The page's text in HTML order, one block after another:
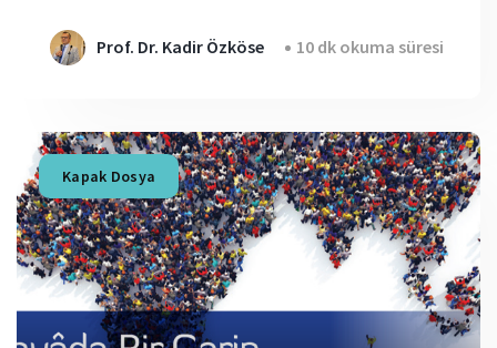
Prof. Dr. Kadir Özköse 10 dk okuma süresi
Kapak Dosya